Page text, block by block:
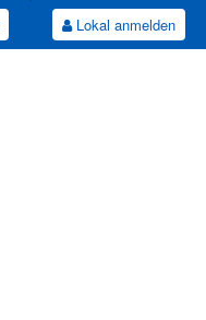
Lokal anmelden